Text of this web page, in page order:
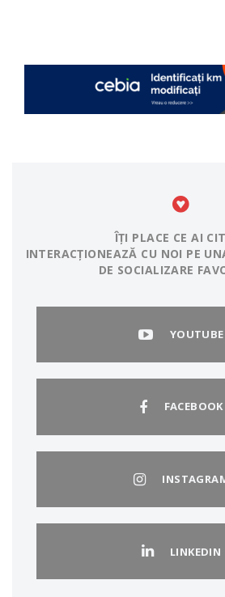
ÎȚI PLACE CE AI
INTERACȚIONEAZĂ CU NOI PE
DE SOCIALIZARE
YOUTUBE
FACEBOOK
LINKEDIN